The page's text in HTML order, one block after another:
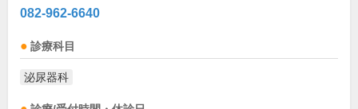
082-962-6640
診療科目
泌尿器科